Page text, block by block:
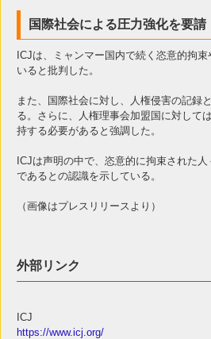
国際社会による圧力強化を要請
ICJは、ミャンマー国内で続く恣意的拘
いると批判した。
また、国際社会に対し、人権侵害の記録
る。さらに、人権理事会加盟国に対して
持する必要があると強調した。
ICJは声明の中で、恣意的に拘束された
であるとの認識を示している。
（画像はプレスリリースより）
外部リンク
ICJ
https://www.icj.org/